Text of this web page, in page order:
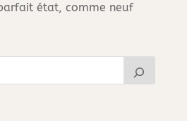
état, comme neuf